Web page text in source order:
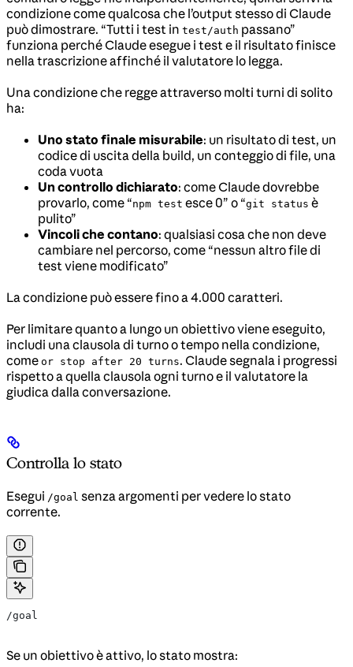
condizione come qualcosa che l’output stesso di Claude
può dimostrare. “Tutti i test in test/auth passano”
funziona perché Claude esegue i test e il risultato finisce
nella trascrizione affinché il valutatore lo legga.
Una condizione che regge attraverso molti turni di solito
ha:
Uno stato finale misurabile: un risultato di test, un
codice di uscita della build, un conteggio di file, una
coda vuota
Un controllo dichiarato: come Claude dovrebbe
provarlo, come “npm test esce 0” o “git status è
pulito”
Vincoli che contano: qualsiasi cosa che non deve
cambiare nel percorso, come “nessun altro file di
test viene modificato”
La condizione può essere fino a 4.000 caratteri.
Per limitare quanto a lungo un obiettivo viene eseguito,
includi una clausola di turno o tempo nella condizione,
come or stop after 20 turns. Claude segnala i progressi
rispetto a quella clausola ogni turno e il valutatore la
giudica dalla conversazione.
Controlla lo stato
Esegui /goal senza argomenti per vedere lo stato
corrente.
/goal
Se un obiettivo è attivo, lo stato mostra: